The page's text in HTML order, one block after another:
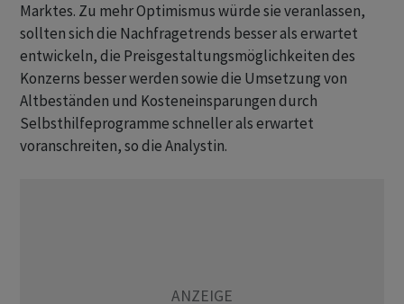
Marktes. Zu mehr Optimismus würde sie veranlassen,
sollten sich die Nachfragetrends besser als erwartet
entwickeln, die Preisgestaltungsmöglichkeiten des
Konzerns besser werden sowie die Umsetzung von
Altbeständen und Kosteneinsparungen durch
Selbsthilfeprogramme schneller als erwartet
voranschreiten, so die Analystin.